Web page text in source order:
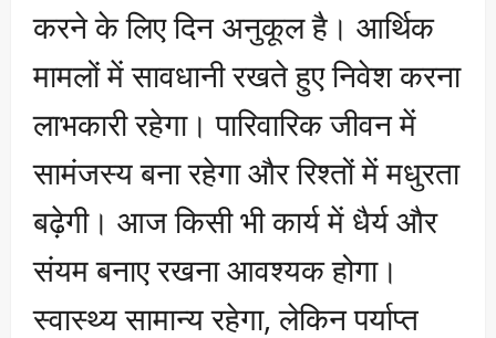
करने के लिए दिन अनुकूल है। आर्थिक
मामलों में सावधानी रखते हुए निवेश करना
लाभकारी रहेगा। पारिवारिक जीवन में
सामंजस्य बना रहेगा और रिश्तों में मधुरता
बढ़ेगी। आज किसी भी कार्य में धैर्य और
संयम बनाए रखना आवश्यक होगा।
स्वास्थ्य सामान्य रहेगा, लेकिन पर्याप्त